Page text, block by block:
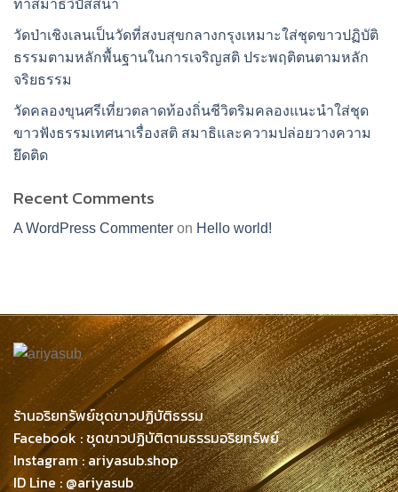
ทำสมาธิวิปัสสนา
วัดป่าเชิงเลนเป็นวัดที่สงบสุขกลางกรุงเหมาะใส่ชุดขาวปฏิบัติ
ธรรมตามหลักพื้นฐานในการเจริญสติ ประพฤติตนตามหลัก
จริยธรรม
วัดคลองขุนศรีเที่ยวตลาดท้องถิ่นชีวิตริมคลองแนะนำใส่ชุด
ขาวฟังธรรมเทศนาเรื่องสติ สมาธิและความปล่อยวางความ
ยึดติด
Recent Comments
A WordPress Commenter on Hello world!
ร้านอริยทรัพย์ชุดขาวปฏิบัติธรรม
Facebook : ชุดขาวปฏิบัติตามธรรมอริยทรัพย์
Instagram : ariyasub.shop
ID Line : @ariyasub